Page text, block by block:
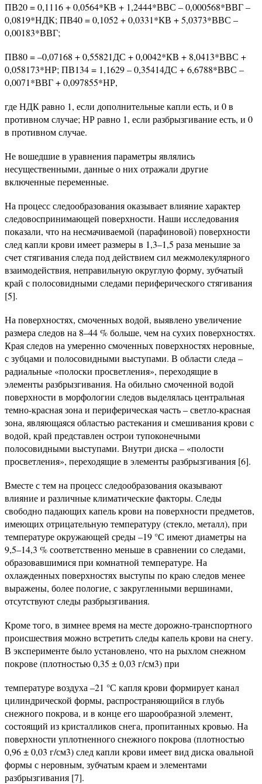
ПВ20 = 0,1116 + 0,0564*КВ + 1,2444*ВВС – 0,000568*ВВГ –
0,0819*НДК; ПВ40 = 0,1052 + 0,0331*КВ + 5,0373*ВВС –
0,00183*ВВГ;
ПВ80 = –0,07168 + 0,55821ДС + 0,0042*КВ + 8,0413*ВВС +
0,058173*НР; ПВ134 = 1,1629 – 0,35414ДС + 6,6788*ВВС –
0,0071*ВВГ + 0,097855*НР,
где НДК равно 1, если дополнительные капли есть, и 0 в
противном случае; НР равно 1, если разбрызгивание есть, и 0
в противном случае.
Не вошедшие в уравнения параметры являлись
несущественными, данные о них отражали другие
включенные переменные.
На процесс следообразования оказывает влияние характер
следовоспринимающей поверхности. Наши исследования
показали, что на несмачиваемой (парафиновой) поверхности
след капли крови имеет размеры в 1,3–1,5 раза меньшие за
счет стягивания следа под действием сил межмолекулярного
взаимодействия, неправильную округлую форму, зубчатый
край с полосовидными следами периферического стягивания
[5].
На поверхностях, смоченных водой, выявлено увеличение
размера следов на 8–44 % больше, чем на сухих поверхностях.
Края следов на умеренно смоченных поверхностях неровные,
с зубцами и полосовидными выступами. В области следа –
радиальные «полоски просветления», переходящие в
элементы разбрызгивания. На обильно смоченной водой
поверхности в морфологии следов выделялась центральная
темно-красная зона и периферическая часть – светло-красная
зона, являющаяся областью растекания и смешивания крови с
водой, край представлен острои тупоконечными
полосовидными выступами. Внутри диска – «полости
просветления», переходящие в элементы разбрызгивания [6].
Вместе с тем на процесс следообразования оказывают
влияние и различные климатические факторы. Следы
свободно падающих капель крови на поверхности предметов,
имеющих отрицательную температуру (стекло, металл), при
температуре окружающей среды –19 °С имеют диаметры на
9,5–14,3 % соответственно меньше в сравнении со следами,
образовавшимися при комнатной температуре. На
охлажденных поверхностях выступы по краю следов менее
выражены, более пологие, с закругленными вершинами,
отсутствуют следы разбрызгивания.
Кроме того, в зимнее время на месте дорожно-транспортного
происшествия можно встретить следы капель крови на снегу.
В эксперименте было установлено, что на рыхлом снежном
покрове (плотностью 0,35 ± 0,03 г/см3) при
температуре воздуха –21 °С капля крови формирует канал
цилиндрической формы, распространяющийся в глубь
снежного покрова, и в конце его шарообразной элемент,
состоящий из кристалликов снега, пропитанных кровью. На
поверхности уплотненного снежного покрова (плотностью
0,96 ± 0,03 г/см3) след капли крови имеет вид диска овальной
формы с неровным, зубчатым краем и элементами
разбрызгивания [7].